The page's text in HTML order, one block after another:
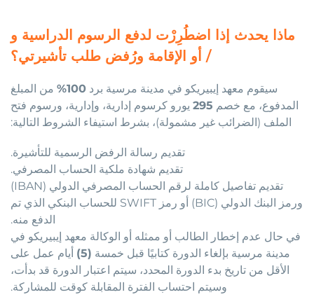
ماذا يحدث إذا اضطُرِرْت لدفع الرسوم الدراسية و
/ أو الإقامة ورُفض طلب تأشيرتي؟
سيقوم معهد إيبيريكو في مدينة مرسية برد 100%
من المبلغ
المدفوع، مع خصم 295يورو كرسوم إدارية، وإدارية، ورسوم فتح
الملف (الضرائب غير مشمولة)، بشرط استيفاء الشروط التالية:
تقديم رسالة الرفض الرسمية للتأشيرة.
تقديم شهادة ملكية الحساب المصرفي.
تقديم تفاصيل كاملة لرقم الحساب المصرفي الدولي (IBAN)
ورمز البنك الدولي (BIC) أو رمز SWIFT للحساب البنكي الذي تم
الدفع منه.
في حال عدم إخطار الطالب أو ممثله أو الوكالة معهد إيبيريكو في
مدينة مرسية بإلغاء الدورة كتابيًا قبل خمسة
أيام عمل على
الأقل من تاريخ بدء الدورة المحدد، سيتم اعتبار الدورة قد بدأت،
وسيتم احتساب الفترة المقابلة كوقت للمشاركة.